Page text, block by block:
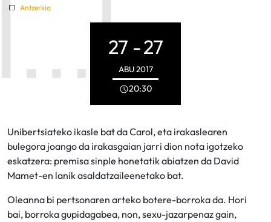
Antzerkia
27 -27
ABU2017
20:30
Unibertsiateko ikasle bat da Carol, eta irakaslearen
bulegora joango da irakasgaian jarri dion nota igotzeko
eskatzera: premisa sinple honetatik abiatzen da David
Mamet-en lanik asaldatzaileenetako bat.
Oleanna bi pertsonaren arteko botere-borroka da. Hori
bai, borroka gupidagabea, non, sexu-jazarpenaz gain,